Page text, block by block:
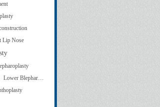
Lip Nose
下眼皮手術(下眼袋） Lower Blepharoplasty